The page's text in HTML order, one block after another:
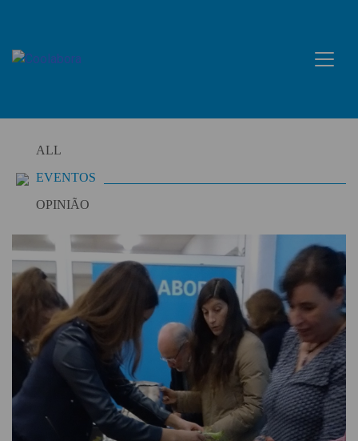
content
ALL
EVENTOS
OPINIÃO